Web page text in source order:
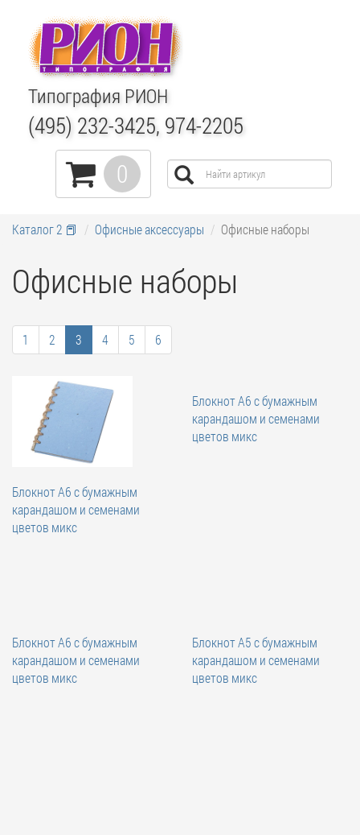
Типография РИОН
(495) 232-3425, 974-2205
0
Каталог 2 📕 Офисные аксессуары Офисные наборы
Офисные наборы
1 2 3 4 5 6
Блокнот А6 с бумажным
карандашом и семенами
цветов микс
Блокнот А6 с бумажным
карандашом и семенами
цветов микс
Блокнот А6 с бумажным
карандашом и семенами
цветов микс
Блокнот А5 с бумажным
карандашом и семенами
цветов микс